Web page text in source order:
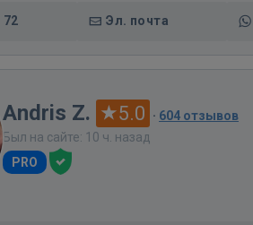
Эл. почта
Andris Z. 5.0 · 604 отзывов
Был на сайте: 10 ч. назад
PRO